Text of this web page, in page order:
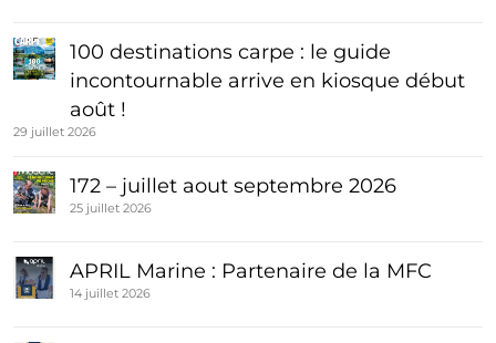
100 destinations carpe : le guide
incontournable arrive en kiosque début
août !
29 juillet 2026
172 – juillet aout septembre 2026
25 juillet 2026
APRIL Marine : Partenaire de la MFC
14 juillet 2026